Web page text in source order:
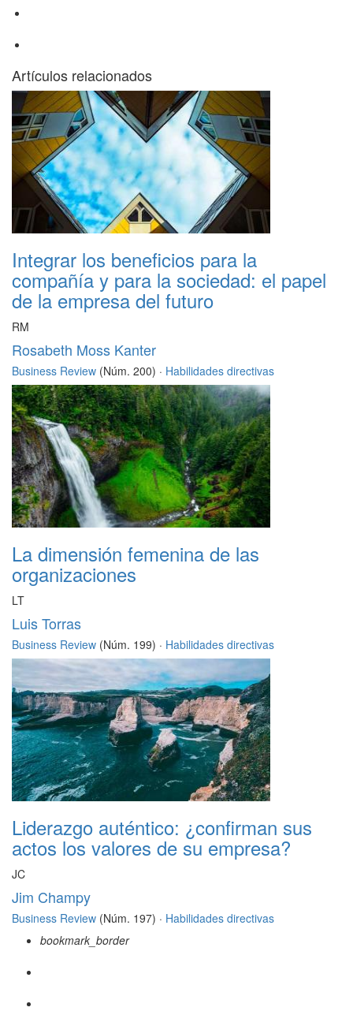
Artículos relacionados
Integrar los beneficios para la
compañía y para la sociedad: el papel
de la empresa del futuro
RM
Rosabeth Moss Kanter
Business Review (Núm. 200) · Habilidades directivas
La dimensión femenina de las
organizaciones
LT
Luis Torras
Business Review (Núm. 199) · Habilidades directivas
Liderazgo auténtico: ¿confirman sus
actos los valores de su empresa?
JC
Jim Champy
Business Review (Núm. 197) · Habilidades directivas
bookmark_border